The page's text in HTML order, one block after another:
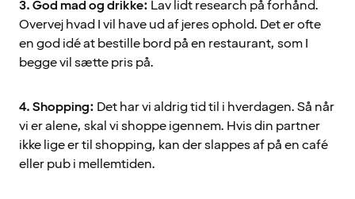
3. God mad og drikke: Lav lidt research på forhånd.
Overvej hvad I vil have ud af jeres ophold. Det er ofte
en god idé at bestille bord på en restaurant, som I
begge vil sætte pris på.
4. Shopping: Det har vi aldrig tid til i hverdagen. Så når
vi er alene, skal vi shoppe igennem. Hvis din partner
ikke lige er til shopping, kan der slappes af på en café
eller pub i mellemtiden.